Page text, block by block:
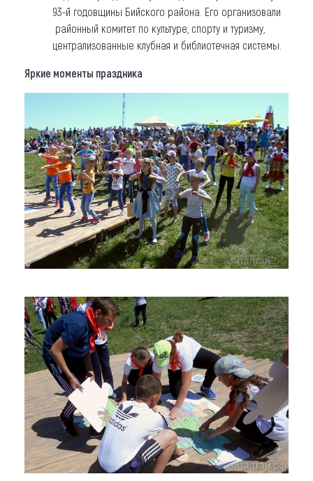
93-й годовщины Бийского района. Его организовали
районный комитет по культуре, спорту и туризму,
централизованные клубная и библиотечная системы.
Яркие моменты праздника